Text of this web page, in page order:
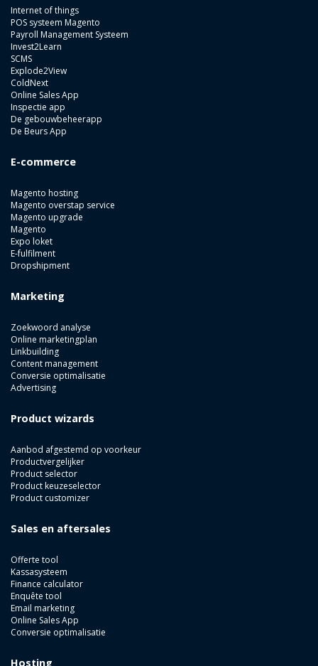
Internet of things
POS systeem Magento
Payroll Management Systeem
Invest2Learn
SCMS
Explode2View
ColdNext
Online Sales App
Inspectie app
De gebouwbeheerapp
De Beurs App
E-commerce
Magento hosting
Magento overstap service
Magento upgrade
Magento
Expo loket
E-fulfilment
Dropshipment
Marketing
Zoekwoord analyse
Online marketingplan
Linkbuilding
Content management
Conversie optimalisatie
Advertising
Product wizards
Aanbod afgestemd op voorkeur
Productvergelijker
Product selector
Product keuzeselector
Product customizer
Sales en aftersales
Offerte tool
Kassasysteem
Finance calculator
Enquête tool
Email marketing
Online Sales App
Conversie optimalisatie
Hosting